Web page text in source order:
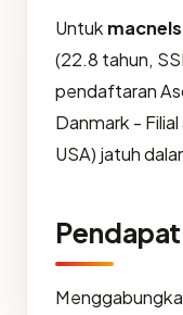
Untuk
(22.8 tahun,
pendaftaran
Danmark -
USA) jatuh